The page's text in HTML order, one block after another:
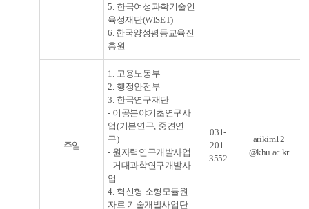
5. 한국여성과학기술인
육성재단(WISET)
6. 한국양성평등교육진
흥원
주임
1. 고용노동부
2.행정안전부
3. 한국연구재단
- 이공분야기초연구사
업(기본연구, 중견연
구)
- 원자력연구개발사업
- 거대과학연구개발사
업
4. 혁신형 소형모듈원
자로 기술개발사업단
031-
201-
3552
arikim12
@khu.ac.kr